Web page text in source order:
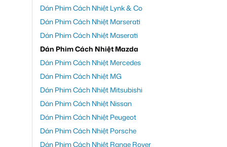
Dán Phim Cách Nhiệt Lynk & Co
Dán Phim Cách Nhiệt Marserati
Dán Phim Cách Nhiệt Maserati
Dán Phim Cách Nhiệt Mazda
Dán Phim Cách Nhiệt Mercedes
Dán Phim Cách Nhiệt MG
Dán Phim Cách Nhiệt Mitsubishi
Dán Phim Cách Nhiệt Nissan
Dán Phim Cách Nhiệt Peugeot
Dán Phim Cách Nhiệt Porsche
Dán Phim Cách Nhiệt Range Rover